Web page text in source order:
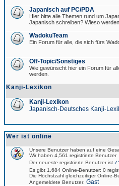
Japanisch auf PC/PDA
Hier bitte alle Themen rund um
Japanisch schreiben? Wieso
WadokuTeam
Ein Forum für alle, die sich fürs
Off-Topic/Sonstiges
Wie gewünscht hier ein Forum für
werden.
Kanji-Lexikon
Kanji-Lexikon
Japanisch-Deutsches Kanji-
Wer ist online
Unsere Benutzer haben auf eine
Wir haben 4,561 registrierte Benutzer
Der neueste registrierte Benutzer ist
Es gibt 1,684 Online-Benutzer: 0
Die Höchstzahl gleichzeitiger Online-
Angemeldete Benutzer: Gast